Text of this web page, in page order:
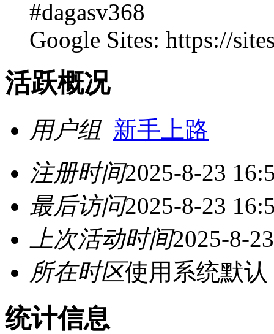
#dagasv368
Google Sites: https://
活跃概况
用户组 新手上路
注册时间2025-8-23
最后访问2025-8-23
上次活动时间2025-8-
所在时区使用系统默认
统计信息